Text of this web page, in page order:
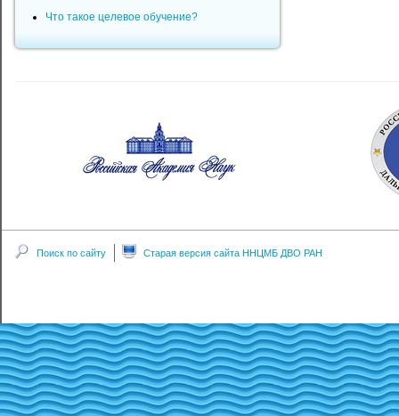
Что такое целевое обучение?
Поиск по сайту Старая версия сайта ННЦМБ ДВО РАН